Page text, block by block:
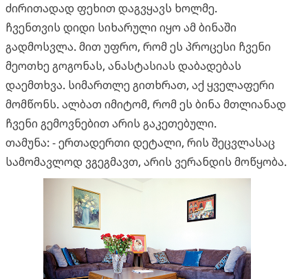
ძირითადად ფეხით დაგვყავს ხოლმე.
ჩვენთვის დიდი სიხარული იყო ამ ბინაში
გადმოსვლა. მით უფრო, რომ ეს პროცესი ჩვენი
მეოთხე გოგონას, ანასტასიას დაბადებას
დაემთხვა. სიმართლე გითხრათ, აქ ყველაფერი
მომწონს. ალბათ იმიტომ, რომ ეს ბინა მთლიანად
ჩვენი გემოვნებით არის გაკეთებული.
თამუნა: - ერთადერთი დეტალი, რის შეცვლასაც
სამომავლოდ ვგეგმავთ, არის ვერანდის მოწყობა.